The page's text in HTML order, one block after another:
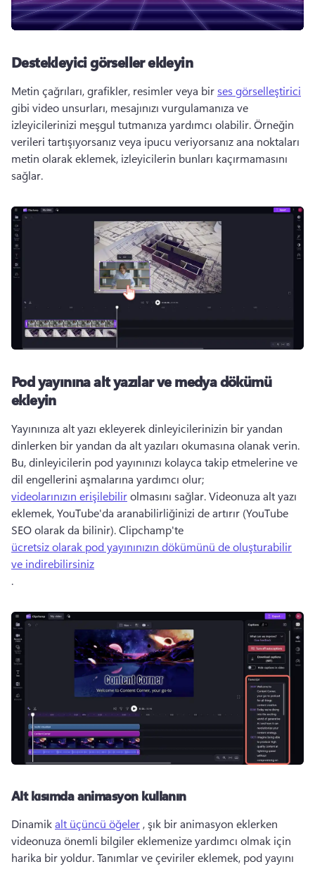
Destekleyici görseller ekleyin
Metin çağrıları, grafikler, resimler veya bir ses görselleştirici
gibi video unsurları, mesajınızı vurgulamanıza ve
izleyicilerinizi meşgul tutmanıza yardımcı olabilir. Örneğin
verileri tartışıyorsanız veya ipucu veriyorsanız ana noktaları
metin olarak eklemek, izleyicilerin bunları kaçırmamasını
sağlar.
Pod yayınına alt yazılar ve medya dökümü
ekleyin
Yayınınıza alt yazı ekleyerek dinleyicilerinizin bir yandan
Bu, dinleyicilerin pod yayınınızı kolayca takip etmelerine ve
dil engellerini aşmalarına yardımcı olur;
videolarınızın erişilebilir olmasını sağlar. Videonuza alt yazı
eklemek, YouTube'da aranabilirliğinizi de artırır (YouTube
SEO olarak da bilinir). Clipchamp'te
ücretsiz olarak pod yayınınızın dökümünü de oluşturabilir
ve indirebilirsiniz
.
Alt kısımda animasyon kullanın
Dinamik alt üçüncü öğeler , şık bir animasyon eklerken
videonuza önemli bilgiler eklemenize yardımcı olmak için
harika bir yoldur. Tanımlar ve çeviriler eklemek, pod yayını